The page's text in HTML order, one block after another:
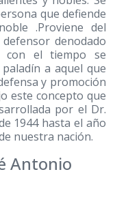
que defiende
.Proviene del
denodado
con el tiempo se
a aquel que
y promoción
este concepto que
por el Dr.
1944 hasta el año
nuestra nación.
Antonio